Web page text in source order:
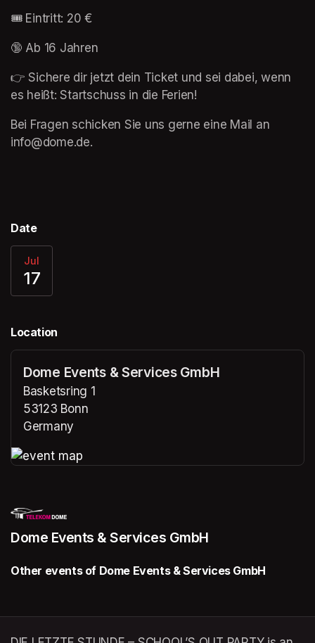
🎟 Eintritt: 20 €
🔞 Ab 16 Jahren
👉 Sichere dir jetzt dein Ticket und sei dabei, wenn
es heißt: Startschuss in die Ferien!
Bei Fragen schicken Sie uns gerne eine Mail an
info@dome.de.
Date
Jul
17
Location
Dome Events & Services GmbH
Basketsring 1
53123 Bonn
Germany
Dome Events & Services GmbH
Other events of Dome Events & Services GmbH